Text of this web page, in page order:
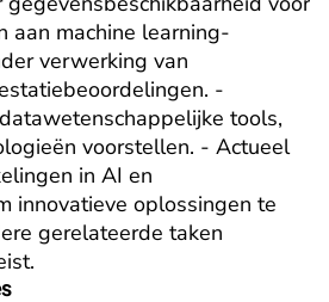
aan machine learning-
verwerking van
-
tools,
voorstellen. - Actueel
in AI en
innovatieve oplossingen te
gerelateerde taken